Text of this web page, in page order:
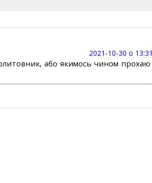
2021-10-30 о 13:31
або якимось чином прохаю